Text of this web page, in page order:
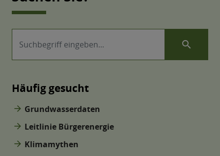
search
Häufig gesucht
arrow_forward Grundwasserdaten
arrow_forward Leitlinie Bürgerenergie
arrow_forward Klimamythen